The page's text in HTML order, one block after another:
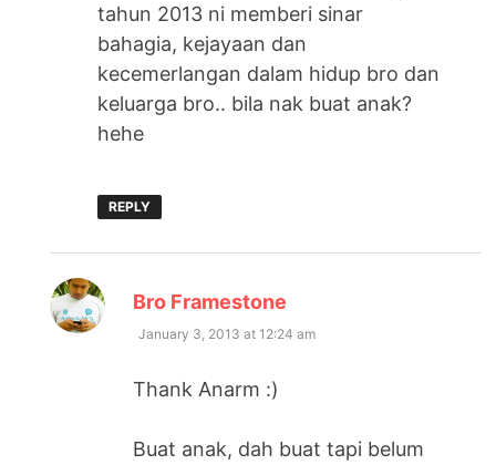
tahun 2013 ni memberi sinar
bahagia, kejayaan dan
kecemerlangan dalam hidup bro dan
keluarga bro.. bila nak buat anak?
hehe
REPLY
Bro Framestone
January 3, 2013 at 12:24 am
Thank Anarm :)
Buat anak, dah buat tapi belum